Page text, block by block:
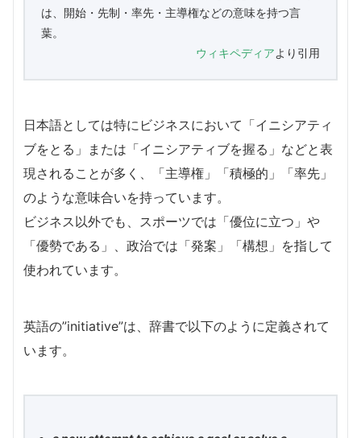
は、開始・先制・率先・主導権などの意味を持つ言
葉。
ウィキペディアより引用
日本語としては特にビジネスにおいて「イニシアティ
ブをとる」または「イニシアティブを握る」などと表
現されることが多く、「主導権」「積極的」「率先」
のような意味合いを持っています。
ビジネス以外でも、スポーツでは「優位に立つ」や
「優勢である」、政治では「発案」「構想」を指して
使われています。
英語の”initiative”は、辞書で以下のように定義されて
います。